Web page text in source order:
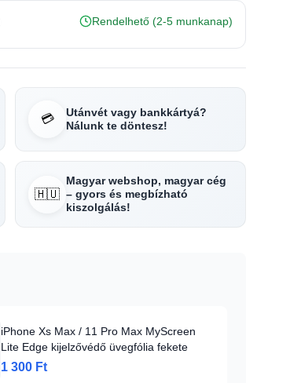
Rendelhető (2-5 munkanap)
💳
Utánvét vagy bankkártyá?
Nálunk te döntesz!
🇭🇺
Magyar webshop, magyar cég
– gyors és megbízható
kiszolgálás!
iPhone Xs Max / 11 Pro Max MyScreen
Lite Edge kijelzővédő üvegfólia fekete
1 300 Ft